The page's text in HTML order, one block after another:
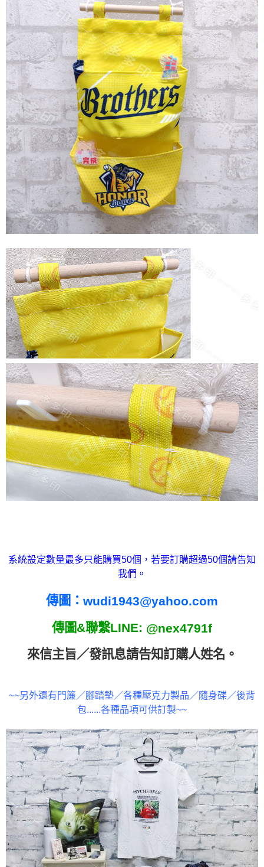
系統設定數量最多只能購買50個，若要訂購超過50個請告知
我們。
傳圖： wudi1943@yahoo.com
傳圖&聯繫LINE: @nex4791f
來信主旨／發訊息請告知訂購人姓名 。
~~另外還有門簾／腳踏墊／各種壓克力製品／隨身碟／後背
包......各種品項可供訂製~~